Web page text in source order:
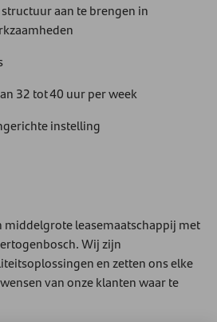
aan te brengen in
32 tot 40 uur per week
instelling
middelgrote leasemaatschappij met
Wij zijn
en zetten ons elke
van onze klanten waar te